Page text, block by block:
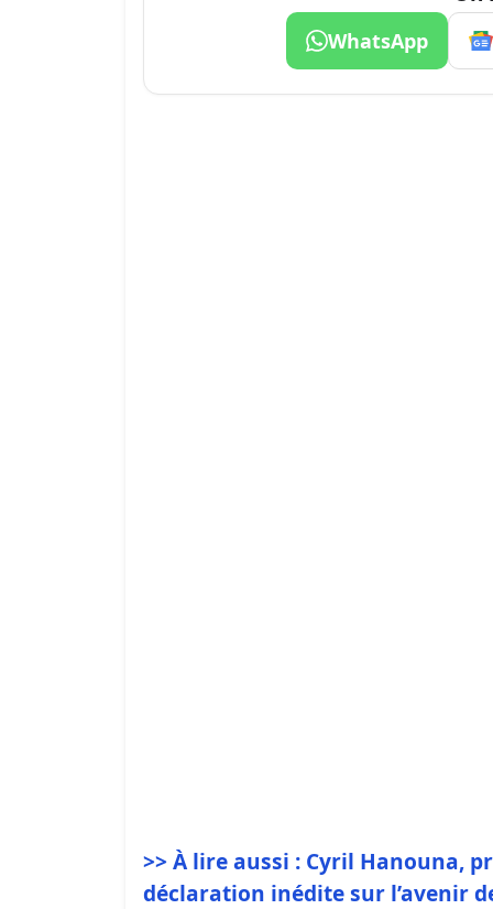
WhatsApp
>> À lire aussi : Cyril Hanouna,
déclaration inédite sur l’avenir